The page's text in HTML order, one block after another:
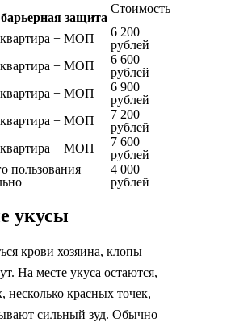
защита
Стоимость
квартира + МОП
6 200
рублей
квартира + МОП
6 600
рублей
квартира + МОП
6 900
рублей
квартира + МОП
7 200
рублей
квартира + МОП
7 600
рублей
пользования
4 000
рублей
укусы
крови хозяина, клопы
На месте укуса остаются,
несколько красных точек,
сильный зуд. Обычно